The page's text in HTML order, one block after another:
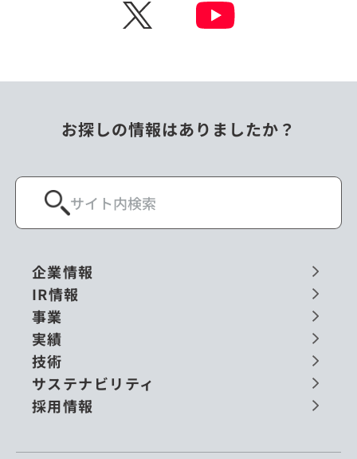
X
お探しの情報はありましたか？
企業情報
IR情報
事業
実績
技術
サステナビリティ
採用情報